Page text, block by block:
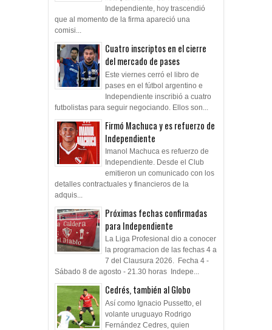
Independiente, hoy trascendió
que al momento de la firma apareció una
comisi...
Cuatro inscriptos en el cierre
del mercado de pases
Este viernes cerró el libro de
pases en el fútbol argentino e
Independiente inscribió a cuatro
futbolistas para seguir negociando. Ellos son...
Firmó Machuca y es refuerzo de
Independiente
Imanol Machuca es refuerzo de
Independiente. Desde el Club
emitieron un comunicado con los
detalles contractuales y financieros de la
adquis...
Próximas fechas confirmadas
para Independiente
La Liga Profesional dio a conocer
la programacion de las fechas 4 a
7 del Clausura 2026. Fecha 4 -
Sábado 8 de agosto - 21.30 horas Indepe...
Cedrés, también al Globo
Así como Ignacio Pussetto, el
volante uruguayo Rodrigo
Fernández Cedres, quien